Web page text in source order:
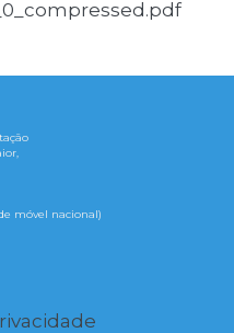
móvel nacional)